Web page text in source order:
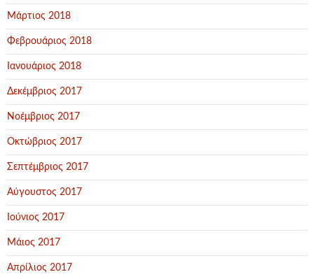
Μάρτιος 2018
Φεβρουάριος 2018
Ιανουάριος 2018
Δεκέμβριος 2017
Νοέμβριος 2017
Οκτώβριος 2017
Σεπτέμβριος 2017
Αύγουστος 2017
Ιούνιος 2017
Μάιος 2017
Απρίλιος 2017